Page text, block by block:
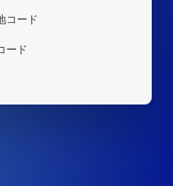
コード
ード